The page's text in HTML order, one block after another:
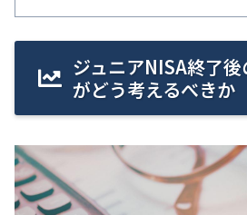
ジュニアNISA終了
がどう考えるべきか